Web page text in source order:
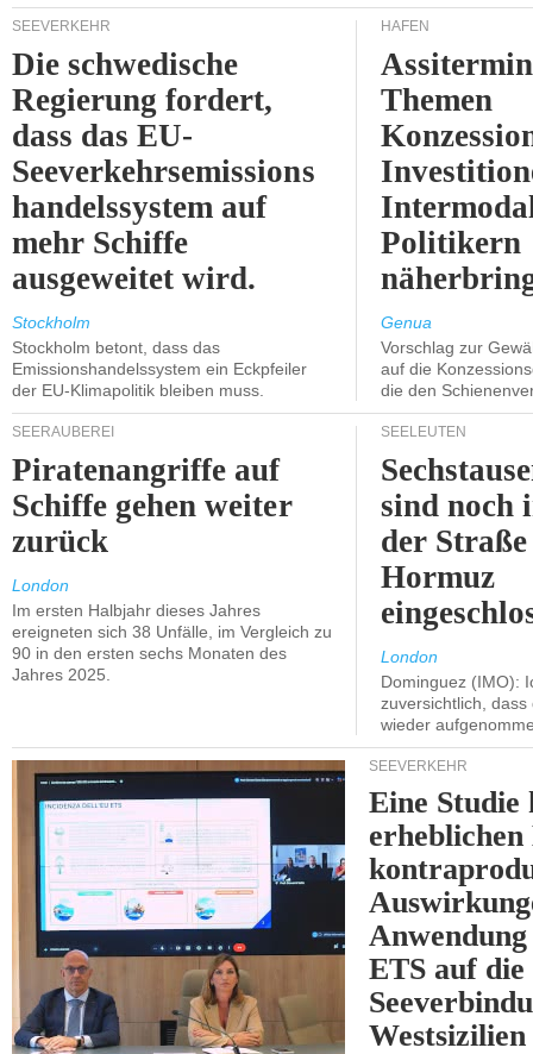
SEEVERKEHR
Die schwedische
Regierung fordert,
dass das EU-
Seeverkehrsemissions
handelssystem auf
mehr Schiffe
ausgeweitet wird.
Stockholm
Stockholm betont, dass das
Emissionshandelssystem ein Eckpfeiler
der EU-Klimapolitik bleiben muss.
HÄFEN
Themen
Politikern
Genua
Vorschlag zur
auf die
die den
SEERÄUBEREI
Piratenangriffe auf
Schiffe gehen weiter
zurück
London
Im ersten Halbjahr dieses Jahres
ereigneten sich 38 Unfälle, im Vergleich zu
90 in den ersten sechs Monaten des
Jahres 2025.
SEELEUTEN
sind noch
der
Hormuz
London
Dominguez (IMO):
zuversichtlich,
wieder
SEEVERKEHR
Eine Studie
ETS auf die